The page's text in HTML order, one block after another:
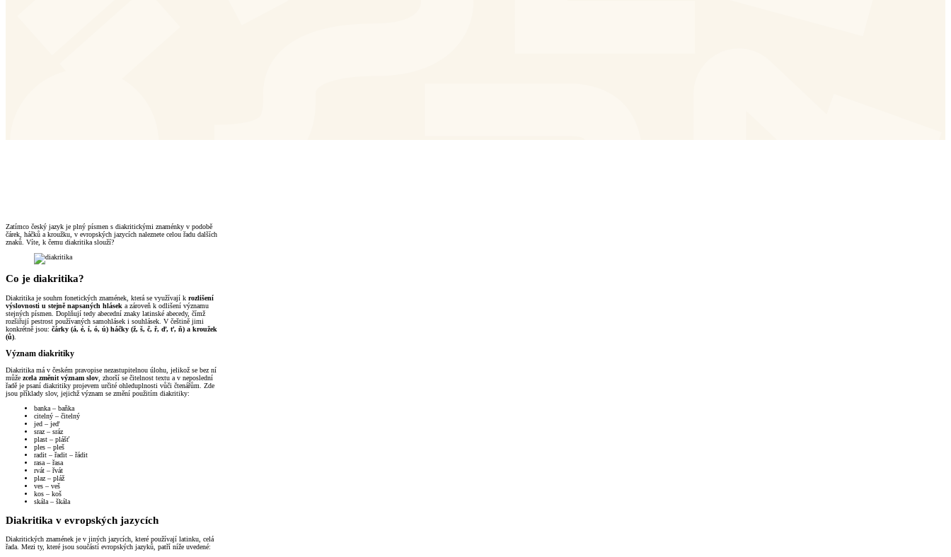
Zatímco český jazyk je plný písmen s diakritickými znaménky v podobě
čárek, háčků a kroužku, v evropských jazycích naleznete celou řadu dalších
znaků. Víte, k čemu diakritika slouží?
Co je diakritika?
Diakritika je souhrn fonetických znamének, která se využívají k rozlišení
výslovnosti u stejně napsaných hlásek a zároveň k odlišení významu
stejných písmen. Doplňují tedy abecední znaky latinské abecedy, čímž
rozšiřují pestrost používaných samohlásek i souhlásek. V češtině jimi
konkrétně jsou: čárky (á, é, í, ó, ú) háčky (ž, š, č, ř, ď, ť, ň) a kroužek
(ů)
Význam diakritiky
Diakritika má v českém pravopise nezastupitelnou úlohu, jelikož se bez ní
může zcela změnit význam slov, zhorší se čitelnost textu a v neposlední
řadě je psaní diakritiky projevem určité ohleduplnosti vůči čtenářům. Zde
jsou příklady slov, jejichž význam se změní použitím diakritiky:
banka – baňka
citelný – čitelný
jed – jeď
sraz – sráz
plast – plášť
ples – pleš
radit – řadit – řádit
rasa – řasa
rvát – řvát
plaz – pláž
ves – veš
kos – koš
skála – škála
Diakritika v evropských jazycích
Diakritických znamének je v jiných jazycích, které používají latinku, celá
řada. Mezi ty, které jsou součástí evropských jazyků, patří níže uvedené: